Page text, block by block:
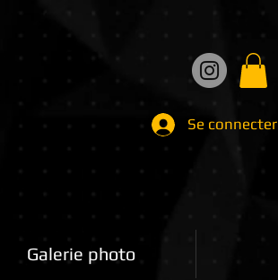
Se connecter
Galerie photo